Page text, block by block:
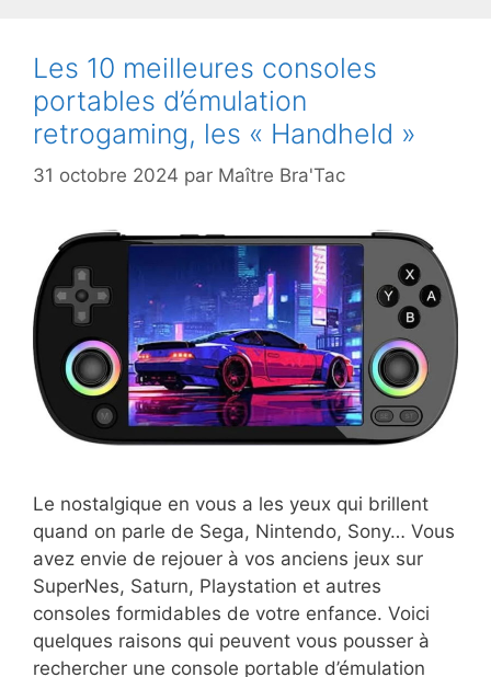
Les 10 meilleures consoles
portables d’émulation
retrogaming, les « Handheld »
31 octobre 2024 par Maître Bra'Tac
Le nostalgique en vous a les yeux qui brillent
quand on parle de Sega, Nintendo, Sony… Vous
avez envie de rejouer à vos anciens jeux sur
SuperNes, Saturn, Playstation et autres
consoles formidables de votre enfance. Voici
quelques raisons qui peuvent vous pousser à
rechercher une console portable d’émulation